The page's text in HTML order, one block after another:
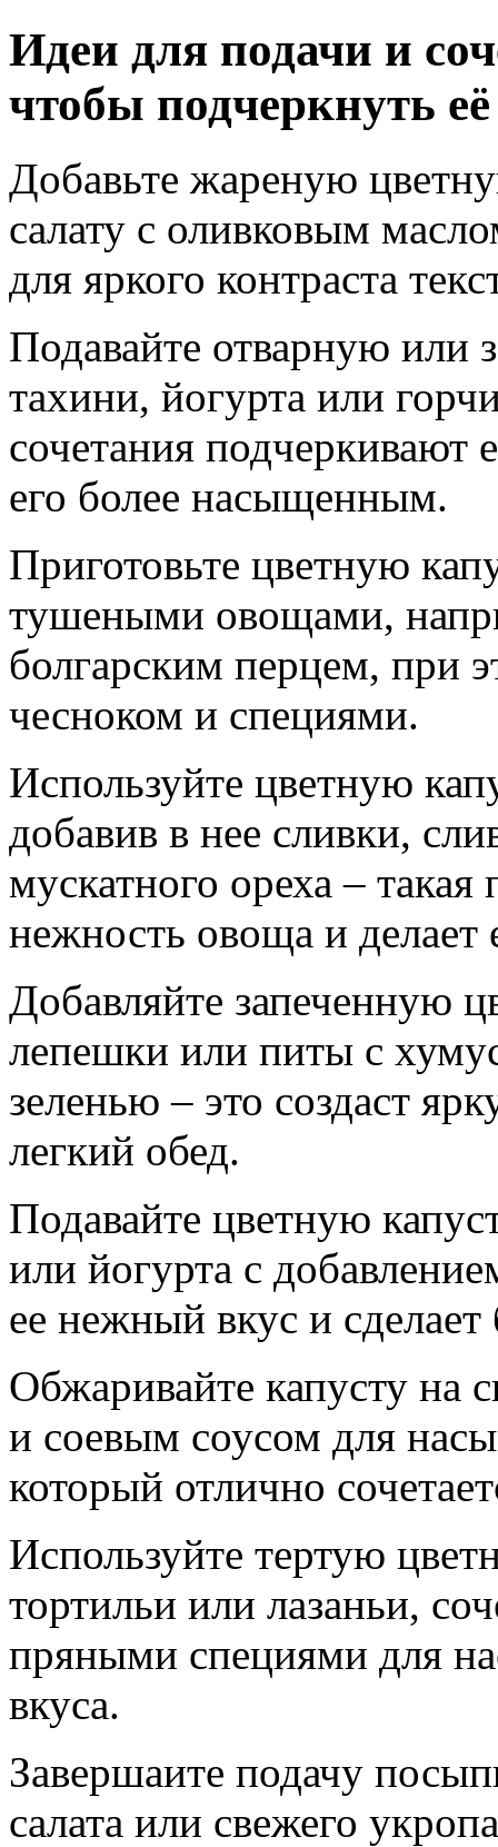
Идеи для подачи и
чтобы подчеркнуть
Добавьте жареную
салату с оливковым
для яркого контраста
Подавайте отварную или
тахини, йогурта или
сочетания подчеркивают
его более насыщенным.
Приготовьте цветную
тушеными овощами,
болгарским перцем, при
чесноком и специями.
Используйте цветную
добавив в нее сливки,
мускатного ореха –
нежность овоща и делает
Добавляйте запеченную
лепешки или питы с
зеленью – это создаст
легкий обед.
Подавайте цветную
или йогурта с
ее нежный вкус и
Обжаривайте капусту на
и соевым соусом для
который отлично
Используйте тертую
тортильи или лазаньи,
пряными специями для
вкуса.
Завершаите подачу
салата или свежего